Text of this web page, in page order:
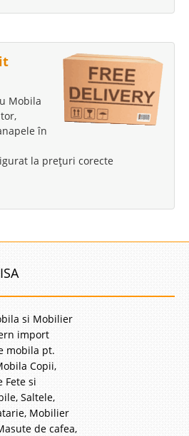
Mobila
în
la prețuri corecte
si Mobilier
import
mobila pt.
Copii,
Fete si
Saltele,
Mobilier
de cafea,